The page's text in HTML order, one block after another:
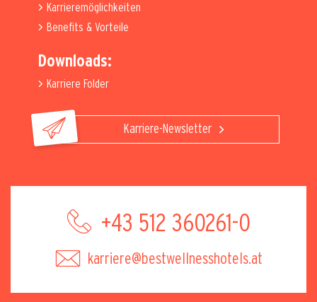
Karrieremöglichkeiten
Benefits & Vorteile
Downloads:
Karriere Folder
Karriere-Newsletter
+43 512 360261-0
karriere@bestwellnesshotels.at